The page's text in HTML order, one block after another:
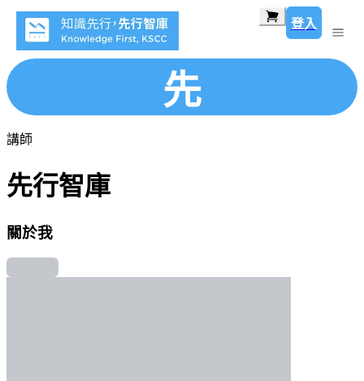
登入
先
講師
先行智庫
關於我